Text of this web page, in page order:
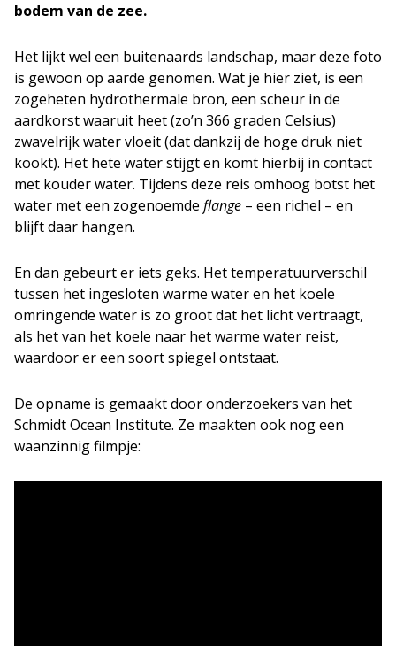
bodem van de zee.
Het lijkt wel een buitenaards landschap, maar deze foto
is gewoon op aarde genomen. Wat je hier ziet, is een
zogeheten hydrothermale bron, een scheur in de
aardkorst waaruit heet (zo’n 366 graden Celsius)
zwavelrijk water vloeit (dat dankzij de hoge druk niet
kookt). Het hete water stijgt en komt hierbij in contact
met kouder water. Tijdens deze reis omhoog botst het
water met een zogenoemde flange – een richel – en
blijft daar hangen.
En dan gebeurt er iets geks. Het temperatuurverschil
tussen het ingesloten warme water en het koele
omringende water is zo groot dat het licht vertraagt,
als het van het koele naar het warme water reist,
waardoor er een soort spiegel ontstaat.
De opname is gemaakt door onderzoekers van het
Schmidt Ocean Institute. Ze maakten ook nog een
waanzinnig filmpje: